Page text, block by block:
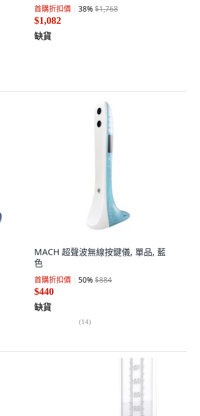
首購折扣價 38%$1,768
$1,082
缺貨
MACH 超聲波無線按鍵儀, 單品, 藍
色
首購折扣價 50%$884
$440
缺貨
(14)